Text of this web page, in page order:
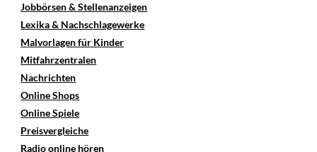
Jobbörsen & Stellenanzeigen
Lexika & Nachschlagewerke
Malvorlagen für Kinder
Mitfahrzentralen
Nachrichten
Online Shops
Online Spiele
Preisvergleiche
Radio online hören